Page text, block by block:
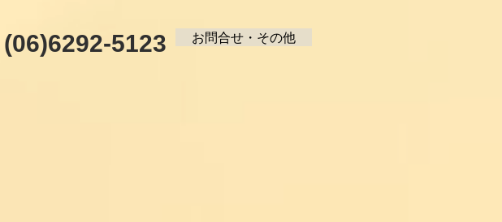
(06)6292-5123 お問合せ・その他